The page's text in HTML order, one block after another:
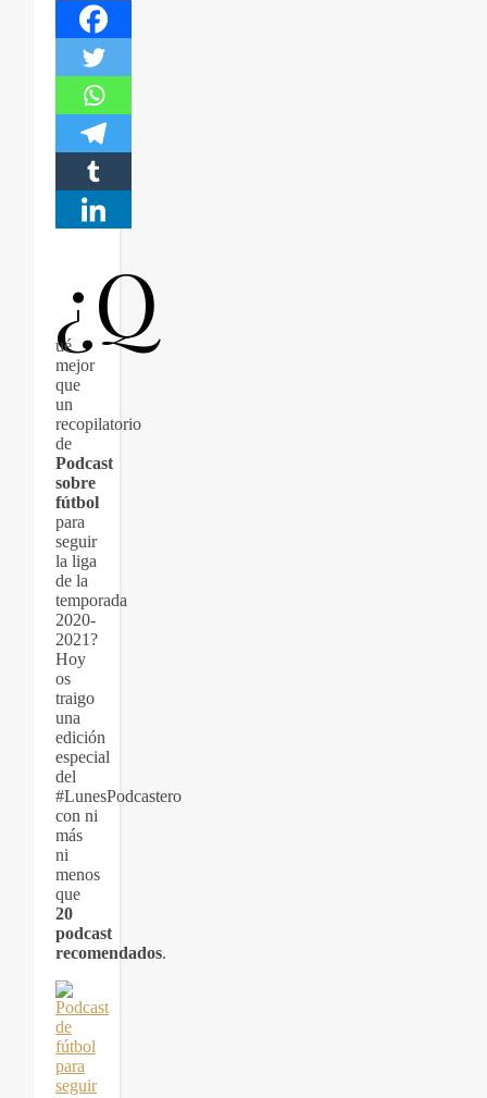
¿Q
ué
mejor
que
un
recopilatorio
de
Podcast
sobre
fútbol
para
seguir
la liga
de la
temporada
2020-
2021?
Hoy
os
traigo
una
edición
especial
del
#LunesPodcastero
con ni
más
ni
menos
que
20
podcast
recomendados.